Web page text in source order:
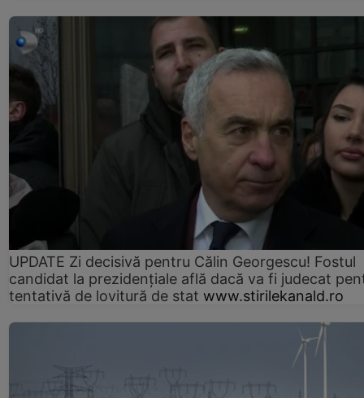
UPDATE Zi decisivă pentru Călin Georgescu! Fostul
candidat la prezidențiale află dacă va fi judecat
tentativă de lovitură de stat www.stirilekanald.ro